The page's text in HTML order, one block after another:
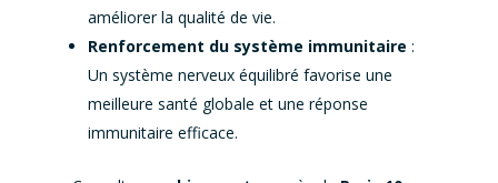
améliorer la qualité de vie.
Renforcement du système immunitaire :
Un système nerveux équilibré favorise une
meilleure santé globale et une réponse
immunitaire efficace.